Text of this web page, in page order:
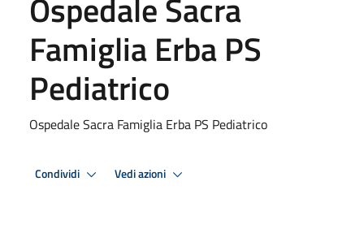
Ospedale Sacra
Famiglia Erba PS
Pediatrico
Ospedale Sacra Famiglia Erba PS Pediatrico
Condividi Vedi azioni